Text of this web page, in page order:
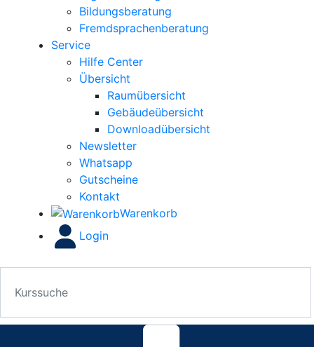
Bildungsberatung
Fremdsprachenberatung
Service
Hilfe Center
Übersicht
Raumübersicht
Gebäudeübersicht
Downloadübersicht
Newsletter
Whatsapp
Gutscheine
Kontakt
Warenkorb
Login